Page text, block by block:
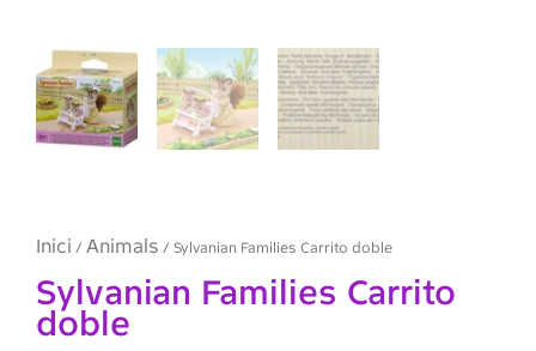
Inici / Animals / Sylvanian Families Carrito doble
Sylvanian Families Carrito
doble